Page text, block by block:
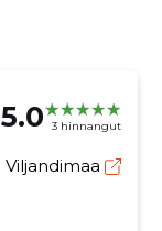
5.0 3 hinnangut
Viljandimaa